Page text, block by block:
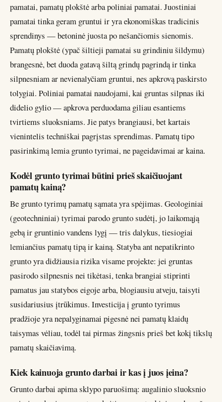
pamatai, pamatų plokštė arba poliniai pamatai. Juostiniai
pamatai tinka geram gruntui ir yra ekonomiškas tradicinis
sprendinys — betoninė juosta po nešančiomis sienomis.
Pamatų plokštė (ypač šiltieji pamatai su grindiniu šildymu)
brangesnė, bet duoda gatavą šiltą grindų pagrindą ir tinka
silpnesniam ar nevienalyčiam gruntui, nes apkrovą paskirsto
tolygiai. Poliniai pamatai naudojami, kai gruntas silpnas iki
didelio gylio — apkrova perduodama giliau esantiems
tvirtiems sluoksniams. Jie patys brangiausi, bet kartais
vienintelis techniškai pagrįstas sprendimas. Pamatų tipo
pasirinkimą lemia grunto tyrimai, ne pageidavimai ar kaina.
Kodėl grunto tyrimai būtini prieš skaičiuojant
pamatų kainą?
Be grunto tyrimų pamatų sąmata yra spėjimas. Geologiniai
(geotechniniai) tyrimai parodo grunto sudėtį, jo laikomąją
gebą ir gruntinio vandens lygį — tris dalykus, tiesiogiai
lemiančius pamatų tipą ir kainą. Statyba ant nepatikrinto
grunto yra didžiausia rizika visame projekte: jei gruntas
pasirodo silpnesnis nei tikėtasi, tenka brangiai stiprinti
pamatus jau statybos eigoje arba, blogiausiu atveju, taisyti
susidariusius įtrūkimus. Investicija į grunto tyrimus
pradžioje yra nepalyginamai pigesnė nei pamatų klaidų
taisymas vėliau, todėl tai pirmas žingsnis prieš bet kokį tikslų
pamatų skaičiavimą.
Kiek kainuoja grunto darbai ir kas į juos įeina?
Grunto darbai apima sklypo paruošimą: augalinio sluoksnio